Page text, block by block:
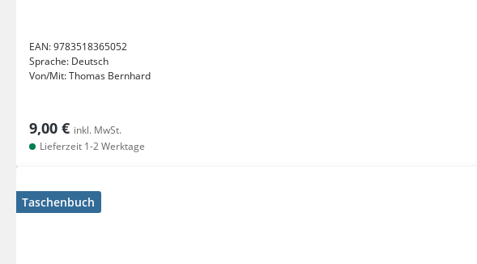
EAN:9783518365052
Sprache: Deutsch
Von/Mit:Thomas Bernhard
9,00 € inkl. MwSt.
Lieferzeit 1-2 Werktage
Taschenbuch